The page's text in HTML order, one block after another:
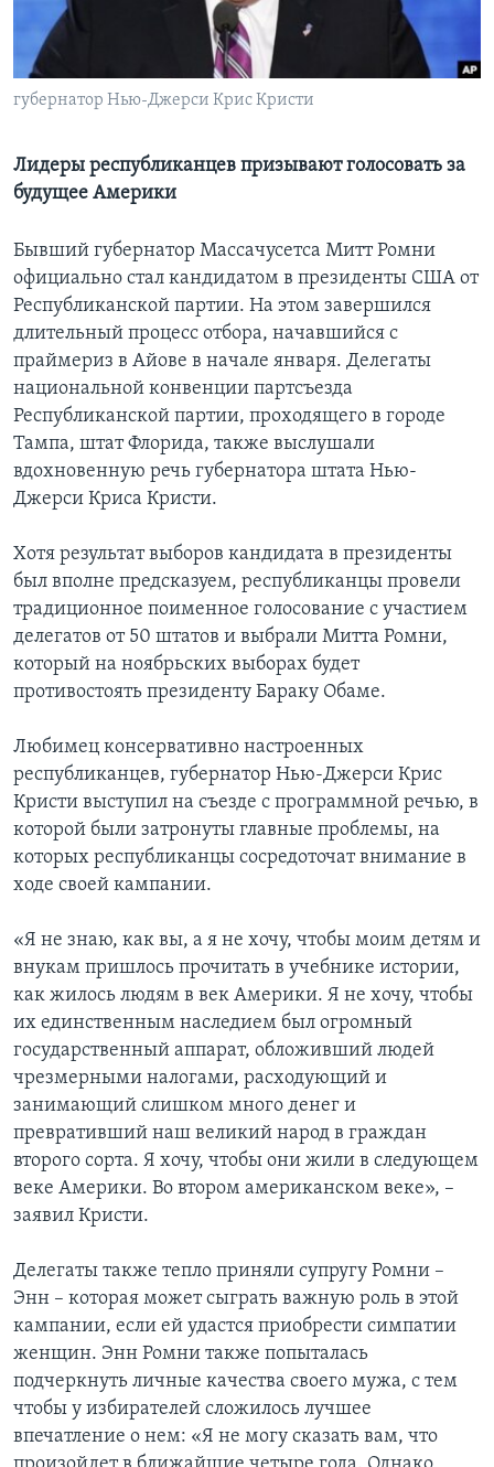
Learning English
СОЦИАЛЬНЫЕ СЕТИ
Языки
губернатор Нью-Джерси Крис Кристи
Лидеры республиканцев призывают голосовать за
будущее Америки
Бывший губернатор Массачусетса Митт Ромни
официально стал кандидатом в президенты США от
Республиканской партии. На этом завершился
длительный процесс отбора, начавшийся с
праймериз в Айове в начале января. Делегаты
национальной конвенции партсъезда
Республиканской партии, проходящего в городе
Тампа, штат Флорида, также выслушали
вдохновенную речь губернатора штата Нью-
Джерси Криса Кристи.
Хотя результат выборов кандидата в президенты
был вполне предсказуем, республиканцы провели
традиционное поименное голосование с участием
делегатов от 50 штатов и выбрали Митта Ромни,
который на ноябрьских выборах будет
противостоять президенту Бараку Обаме.
Любимец консервативно настроенных
республиканцев, губернатор Нью-Джерси Крис
Кристи выступил на съезде с программной речью, в
которой были затронуты главные проблемы, на
которых республиканцы сосредоточат внимание в
ходе своей кампании.
«Я не знаю, как вы, а я не хочу, чтобы моим детям и
внукам пришлось прочитать в учебнике истории,
как жилось людям в век Америки. Я не хочу, чтобы
их единственным наследием был огромный
государственный аппарат, обложивший людей
чрезмерными налогами, расходующий и
занимающий слишком много денег и
превративший наш великий народ в граждан
второго сорта. Я хочу, чтобы они жили в следующем
веке Америки. Во втором американском веке», –
заявил Кристи.
Делегаты также тепло приняли супругу Ромни –
Энн – которая может сыграть важную роль в этой
кампании, если ей удастся приобрести симпатии
женщин. Энн Ромни также попыталась
подчеркнуть личные качества своего мужа, с тем
чтобы у избирателей сложилось лучшее
впечатление о нем: «Я не могу сказать вам, что